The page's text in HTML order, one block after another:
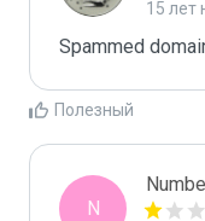
15 лет
Spammed
Полезный
N